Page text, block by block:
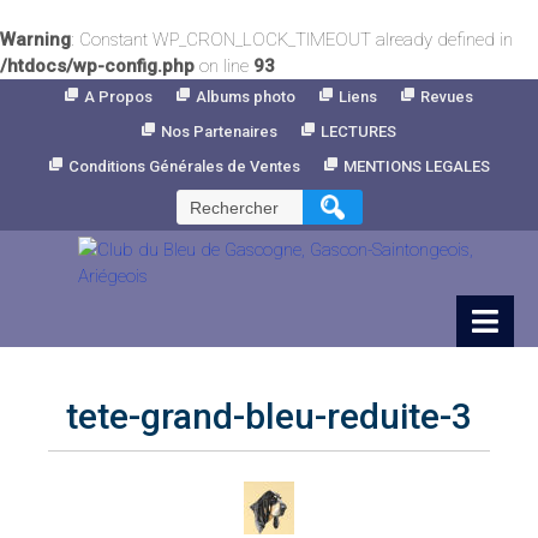
Warning: Constant WP_CRON_LOCK_TIMEOUT already defined in
/htdocs/wp-config.php on line 93
A Propos Albums photo Liens
Revues
Nos Partenaires
LECTURES
Conditions Générales de Ventes
MENTIONS LEGALES
Rechercher :
tete-grand-bleu-reduite-3